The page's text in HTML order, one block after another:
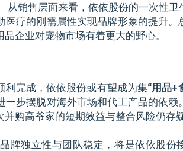
从销售层面来看，依依股份的一次性
疗的刚需属性实现品牌形象的提升。
企业对宠物市场有着更大的野心。
利完成，依依股份或有望成为集“用品+
步摆脱对海外市场和代工产品的依赖
购高爷家的短期效益与整合风险仍存
牌独立性与团队稳定，将是依依股份